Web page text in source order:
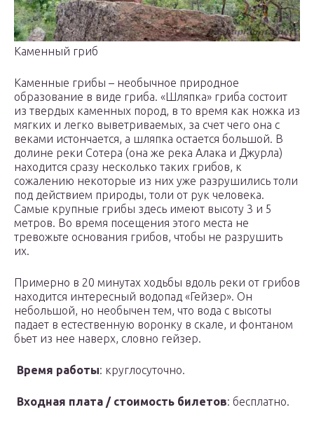
Каменный гриб
Каменные грибы – необычное природное
образование в виде гриба. «Шляпка» гриба состоит
из твердых каменных пород, в то время как ножка из
мягких и легко выветриваемых, за счет чего она с
веками истончается, а шляпка остается большой. В
долине реки Сотера (она же река Алака и Джурла)
находится сразу несколько таких грибов, к
сожалению некоторые из них уже разрушились толи
под действием природы, толи от рук человека.
Самые крупные грибы здесь имеют высоту 3 и 5
метров. Во время посещения этого места не
тревожьте основания грибов, чтобы не разрушить
их.
Примерно в 20 минутах ходьбы вдоль реки от грибов
находится интересный водопад «Гейзер». Он
небольшой, но необычен тем, что вода с высоты
падает в естественную воронку в скале, и фонтаном
бьет из нее наверх, словно гейзер.
Время работы: круглосуточно.
Входная плата / стоимость билетов: бесплатно.